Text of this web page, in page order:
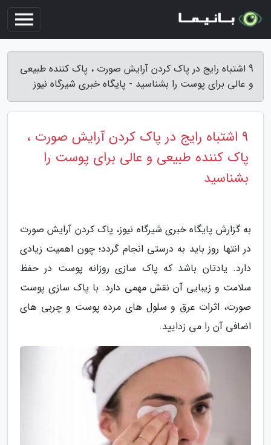
9 اشتباه رایج در پاک کردن آرایش صورت ، پاک کننده طبیعی
و عالی برای پوست را بشناسید - پایگاه خبری شیرگاه نیوز
9 اشتباه رایج در پاک کردن آرایش صورت ،
پاک کننده طبیعی و عالی برای پوست را
بشناسید
به گزارش پایگاه خبری شیرگاه نیوز، پاک کردن آرایش صورت
در انتها روز باید به درستی انجام گردد؛ چون اهمیت زیادی
دارد. یادتان باشد که پاک سازی روزانه پوست در حفظ
سلامت و زیبایی آن نقش مهمی دارد. با پاک سازی پوست
صورت، اثرات عرق و سلول های مرده پوست و چربی های
اضافی آن را می زدایید.